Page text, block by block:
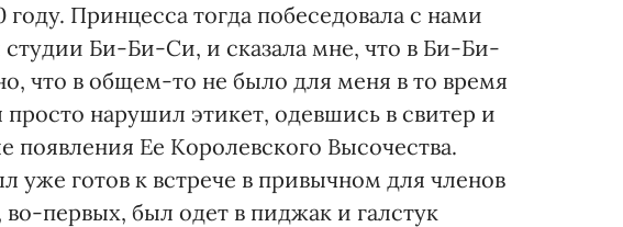
Принцесса тогда побеседовала с нами
Би-Би-Си, и сказала мне, что в Би-Би-
что в общем-то не было для меня в то время
нарушил этикет, одевшись в свитер и
появления Ее Королевского Высочества.
уже готов к встрече в привычном для членов
первых, был одет в пиджак и галстук